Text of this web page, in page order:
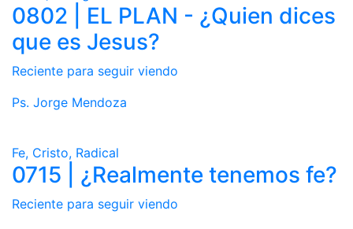
0802 | EL PLAN - ¿Quien dices
que es Jesus?
Reciente para seguir viendo
Ps. Jorge Mendoza
Fe, Cristo, Radical
0715 | ¿Realmente tenemos fe?
Reciente para seguir viendo